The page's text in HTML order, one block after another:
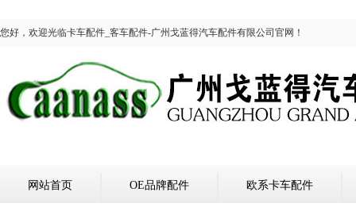
您好，欢迎光临卡车配件_客车配件-广州戈蓝得汽车配件有限公司官网！
网站首页 OE品牌配件 欧系卡车配件